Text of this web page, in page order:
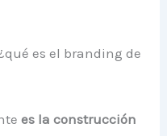
es el branding de
es la construcción